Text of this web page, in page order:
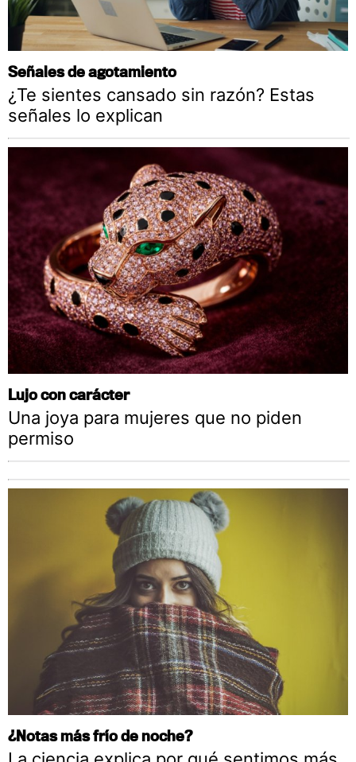
Señales de agotamiento
¿Te sientes cansado sin razón? Estas
señales lo explican
Lujo con carácter
Una joya para mujeres que no piden
permiso
¿Notas más frío de noche?